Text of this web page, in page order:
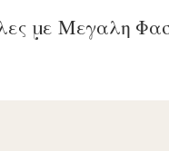
με Μεγαλη